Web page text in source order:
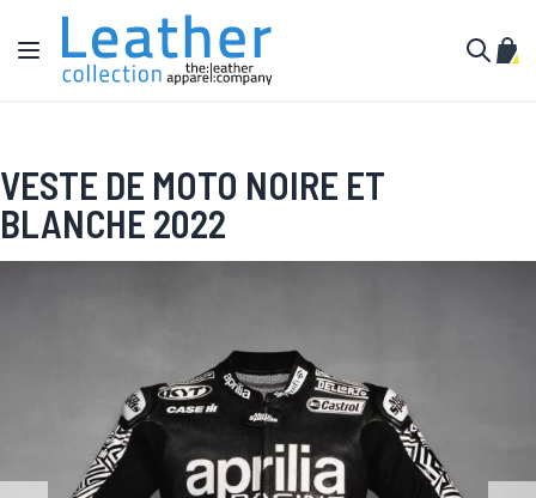
Aller au contenu
Affichage navigation
VESTE DE MOTO NOIRE ET
BLANCHE 2022